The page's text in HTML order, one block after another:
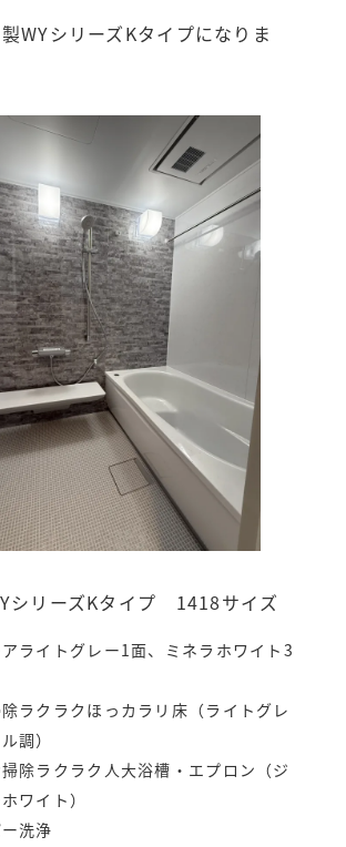
WYシリーズKタイプになりま
シリーズKタイプ 1418サイズ
ライトグレー1面、ミネラホワイト3
ラクラクほっカラリ床（ライトグレ
調）
除ラクラク人大浴槽・エプロン（ジ
ワイト）
洗浄